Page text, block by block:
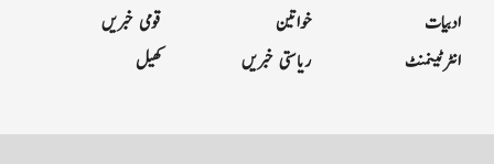
ادبیات
انٹرٹینمنٹ
خواتین
ریاستی خبریں
قومی خبریں
کھیل